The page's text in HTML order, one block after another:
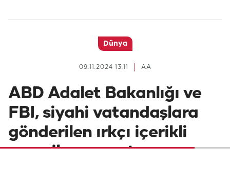
Dünya
AA
09.11.2024 13:11
ABD Adalet Bakanlığı ve
FBI, siyahi vatandaşlara
gönderilen ırkçı içerikli
mesajları soruşturuyor